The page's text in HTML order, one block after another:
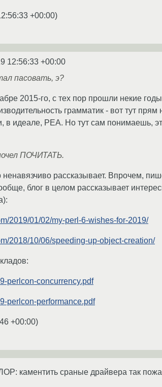
+00:00)
12:56:33 +00:00
пасовать, э?
2015-го, с тех пор прошли некие
грамматик - вот тут
в идеале, PEA. Но тут сам понимаешь,
ПОЧИТАТЬ.
рассказывает. Впрочем,
блог в целом рассказывает
2019/01/02/my-perl-6-wishes-for-2019/
2018/10/06/speeding-up-object-creation/
perlcon-concurrency.pdf
perlcon-performance.pdf
+00:00)
каментить сраные драйвера так